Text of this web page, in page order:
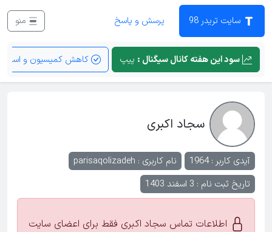
سایت تریدر 98 پرسش و پاسخ
سود این هفته کانال سیگنال : پیپ کاهش کمیسیون و اسپرد
سجاد اکبری
آیدی کاربر : 1964 نام کاربری : parisaqolizadeh
تاریخ ثبت نام : 3 اسفند 1403
اطلاعات تماس سجاد اکبری فقط برای اعضای سایت